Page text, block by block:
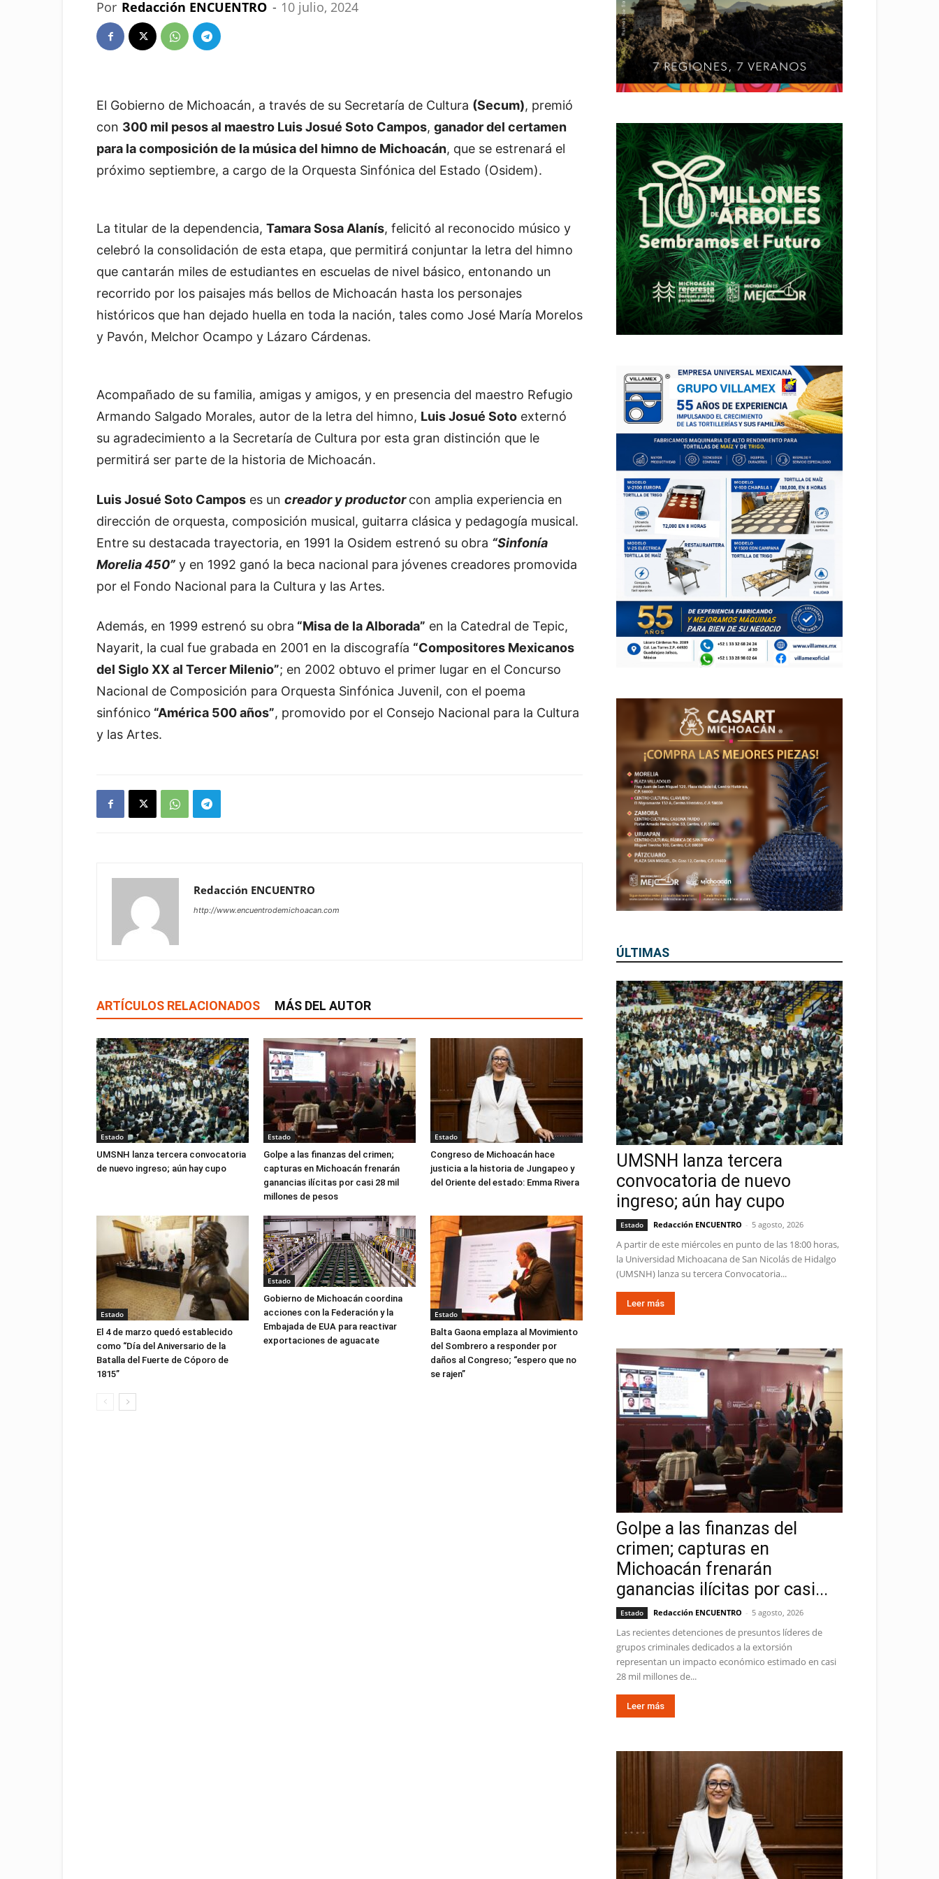
Por Redacción ENCUENTRO - 10 julio, 2024
El Gobierno de Michoacán, a través de su Secretaría de Cultura (Secum), premió
con 300 mil pesos al maestro Luis Josué Soto Campos, ganador del certamen
para la composición de la música del himno de Michoacán, que se estrenará el
próximo septiembre, a cargo de la Orquesta Sinfónica del Estado (Osidem).
La titular de la dependencia, Tamara Sosa Alanís, felicitó al reconocido músico y
celebró la consolidación de esta etapa, que permitirá conjuntar la letra del himno
que cantarán miles de estudiantes en escuelas de nivel básico, entonando un
recorrido por los paisajes más bellos de Michoacán hasta los personajes
históricos que han dejado huella en toda la nación, tales como José María Morelos
y Pavón, Melchor Ocampo y Lázaro Cárdenas.
Acompañado de su familia, amigas y amigos, y en presencia del maestro Refugio
Armando Salgado Morales, autor de la letra del himno, Luis Josué Soto externó
su agradecimiento a la Secretaría de Cultura por esta gran distinción que le
permitirá ser parte de la historia de Michoacán.
Luis Josué Soto Campos es un creador y productorcon amplia experiencia en
dirección de orquesta, composición musical, guitarra clásica y pedagogía musical.
Entre su destacada trayectoria, en 1991 la Osidem estrenó su obra “Sinfonía
Morelia 450” y en 1992 ganó la beca nacional para jóvenes creadores promovida
por el Fondo Nacional para la Cultura y las Artes.
Además, en 1999 estrenó su obra “Misa de la Alborada” en la Catedral de Tepic,
Nayarit, la cual fue grabada en 2001 en la discografía “Compositores Mexicanos
del Siglo XX al Tercer Milenio”; en 2002 obtuvo el primer lugar en el Concurso
Nacional de Composición para Orquesta Sinfónica Juvenil, con el poema
sinfónico “América 500 años”, promovido por el Consejo Nacional para la Cultura
y las Artes.
Redacción ENCUENTRO
http://www.encuentrodemichoacan.com
ARTÍCULOS RELACIONADOS MÁS DEL AUTOR
Estado
UMSNH lanza tercera convocatoria
de nuevo ingreso; aún hay cupo
Estado
Golpe a las finanzas del crimen;
capturas en Michoacán frenarán
ganancias ilícitas por casi 28 mil
millones de pesos
Estado
Congreso de Michoacán hace
justicia a la historia de Jungapeo y
del Oriente del estado: Emma Rivera
Estado
El 4 de marzo quedó establecido
como “Día del Aniversario de la
Batalla del Fuerte de Cóporo de
1815”
Estado
Gobierno de Michoacán coordina
acciones con la Federación y la
Embajada de EUA para reactivar
exportaciones de aguacate
Estado
Balta Gaona emplaza al Movimiento
del Sombrero a responder por
daños al Congreso; “espero que no
se rajen”
ÚLTIMAS
UMSNH lanza tercera
convocatoria de nuevo
ingreso; aún hay cupo
Estado Redacción ENCUENTRO - 5 agosto, 2026
A partir de este miércoles en punto de las 18:00 horas,
la Universidad Michoacana de San Nicolás de Hidalgo
(UMSNH) lanza su tercera Convocatoria...
Leer más
Golpe a las finanzas del
crimen; capturas en
Michoacán frenarán
ganancias ilícitas por casi...
Estado Redacción ENCUENTRO - 5 agosto, 2026
Las recientes detenciones de presuntos líderes de
grupos criminales dedicados a la extorsión
representan un impacto económico estimado en casi
28 mil millones de...
Leer más